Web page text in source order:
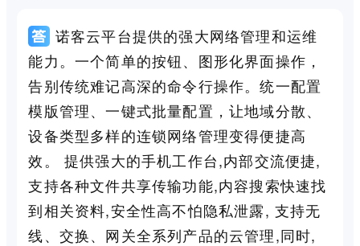
诺客云平台提供的强大网络管理和运维
能力。一个简单的按钮、图形化界面操作，
告别传统难记高深的命令行操作。统一配置
模版管理、一键式批量配置，让地域分散、
设备类型多样的连锁网络管理变得便捷高
效。 提供强大的手机工作台,内部交流便捷,
支持各种文件共享传输功能,内容搜索快速找
到相关资料,安全性高不怕隐私泄露, 支持无
线、交换、网关全系列产品的云管理,同时,